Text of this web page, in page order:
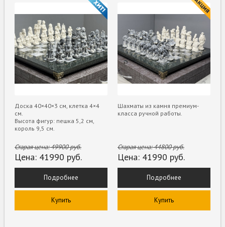
Доска 40×40×3 см, клетка 4×4
см.
Высота фигур: пешка 5,2 см,
король 9,5 см.
Старая цена:49900руб.
Цена: 41990 руб.
Подробнее
Купить
Шахматы из камня премиум-
класса ручной работы.
Старая цена:44800руб.
Цена: 41990 руб.
Подробнее
Купить